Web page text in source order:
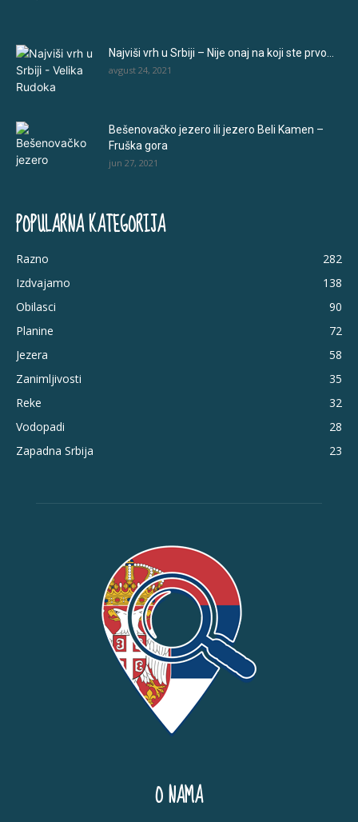
Najviši vrh u Srbiji – Nije onaj na koji ste prvo...
avgust 24, 2021
Bešenovačko jezero ili jezero Beli Kamen –
Fruška gora
jun 27, 2021
POPULARNA KATEGORIJA
Razno
282
Izdvajamo
138
Obilasci
90
Planine
72
Jezera
58
Zanimljivosti
35
Reke
32
Vodopadi
28
Zapadna Srbija
23
O NAMA